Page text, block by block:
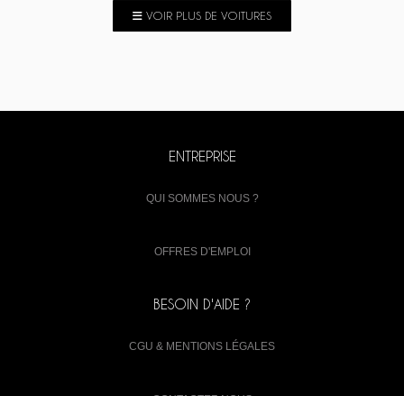
VOIR PLUS DE VOITURES
ENTREPRISE
QUI SOMMES NOUS ?
OFFRES D'EMPLOI
BESOIN D'AIDE ?
CGU & MENTIONS LÉGALES